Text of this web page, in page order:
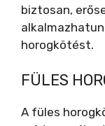
biztosan,
horogkötést.
FÜLES
A füles